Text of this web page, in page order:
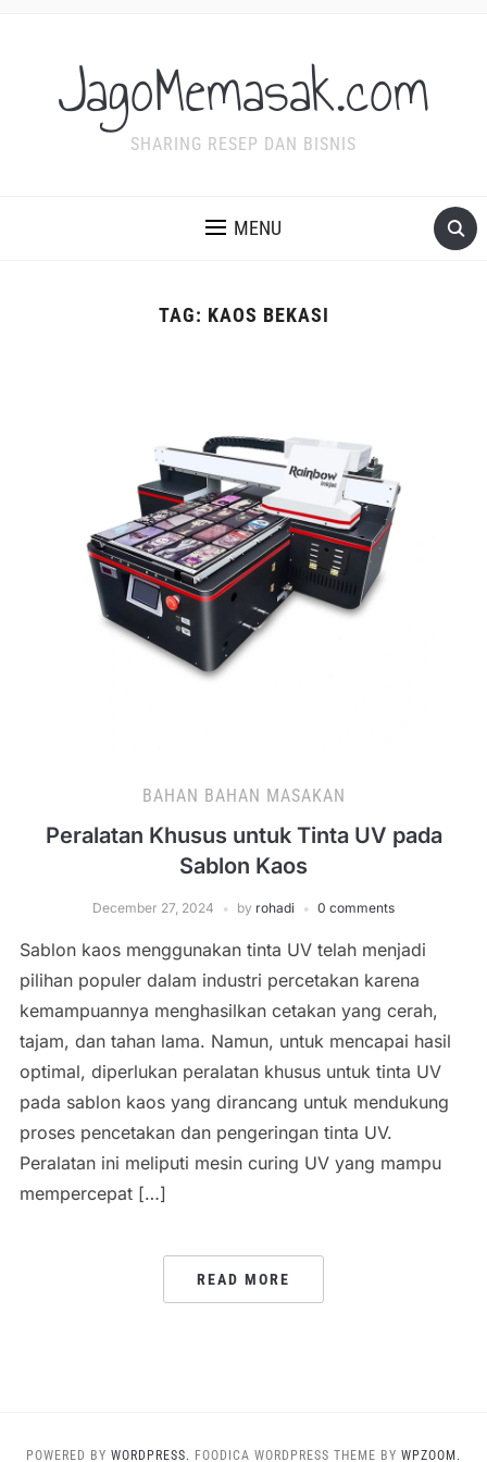
JagoMemasak.com
SHARING RESEP DAN BISNIS
MENU
TAG: KAOS BEKASI
BAHAN BAHAN MASAKAN
Peralatan Khusus untuk Tinta UV pada
Sablon Kaos
December 27, 2024 by rohadi 0 comments
Sablon kaos menggunakan tinta UV telah menjadi
pilihan populer dalam industri percetakan karena
kemampuannya menghasilkan cetakan yang cerah,
tajam, dan tahan lama. Namun, untuk mencapai hasil
optimal, diperlukan peralatan khusus untuk tinta UV
pada sablon kaos yang dirancang untuk mendukung
proses pencetakan dan pengeringan tinta UV.
Peralatan ini meliputi mesin curing UV yang mampu
mempercepat […]
READ MORE
POWERED BY WORDPRESS. FOODICA WORDPRESS THEME BY WPZOOM.